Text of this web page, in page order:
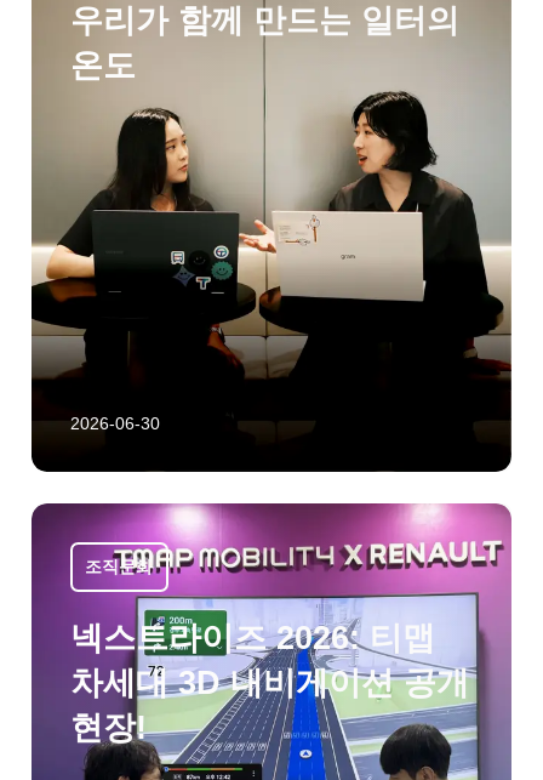
우리가 함께 만드는 일터의
온도
2026-06-30
조직문화
넥스트라이즈 2026: 티맵
차세대 3D 내비게이션 공개
현장!